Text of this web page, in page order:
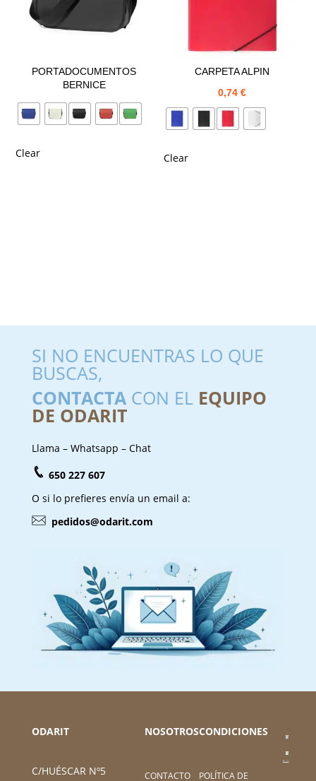
PORTADOCUMENTOS
BERNICE
Clear
CARPETA ALPIN
0,74 €
Clear
SI NO ENCUENTRAS LO QUE
BUSCAS,
CONTACTACON EL EQUIPO
DE ODARIT
Llama – Whatsapp – Chat
650 227 607
O si lo prefieres envía un email a:
pedidos@odarit.com
ODARIT
C/HUÉSCAR Nº5
NOSOTROS
CONTACTO
CONDICIONES
POLÍTICA DE